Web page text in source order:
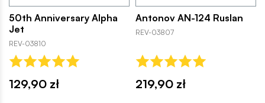
50th Anniversary Alpha
Jet
REV-03810
129,90 zł
Antonov AN-124 Ruslan
REV-03807
219,90 zł